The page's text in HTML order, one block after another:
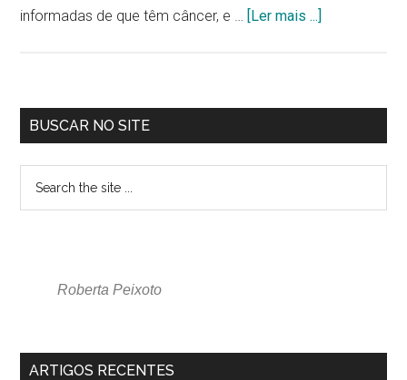
informadas de que têm câncer, e … [Ler mais ...]
BUSCAR NO SITE
Roberta Peixoto
ARTIGOS RECENTES